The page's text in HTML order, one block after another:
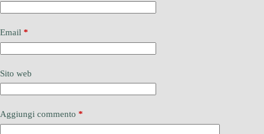
Email *
Sito web
Aggiungi commento *